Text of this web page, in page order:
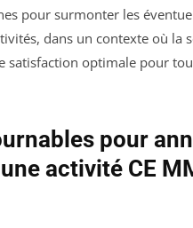
pour surmonter les
dans un contexte où la
satisfaction optimale pour
pour
activité CE